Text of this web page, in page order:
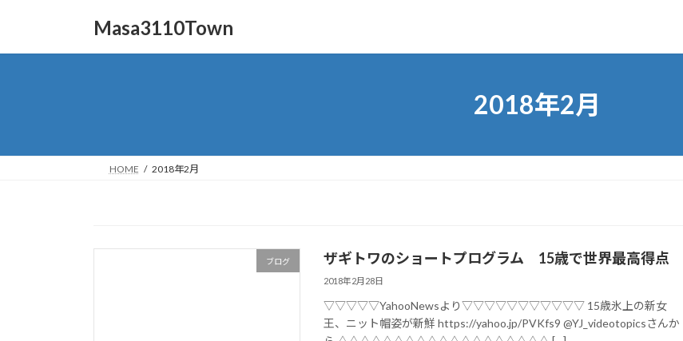
Masa3110Town
2018年2月
HOME 2018年2月
ブログ ザギトワのショートプログラム 15歳で世界最高得点
2018年2月28日
▽▽▽▽▽YahooNewsより▽▽▽▽▽▽▽▽▽▽▽ 15歳氷上の新女
王、ニット帽姿が新鮮 https://yahoo.jp/PVKfs9 @YJ_videotopicsさんか